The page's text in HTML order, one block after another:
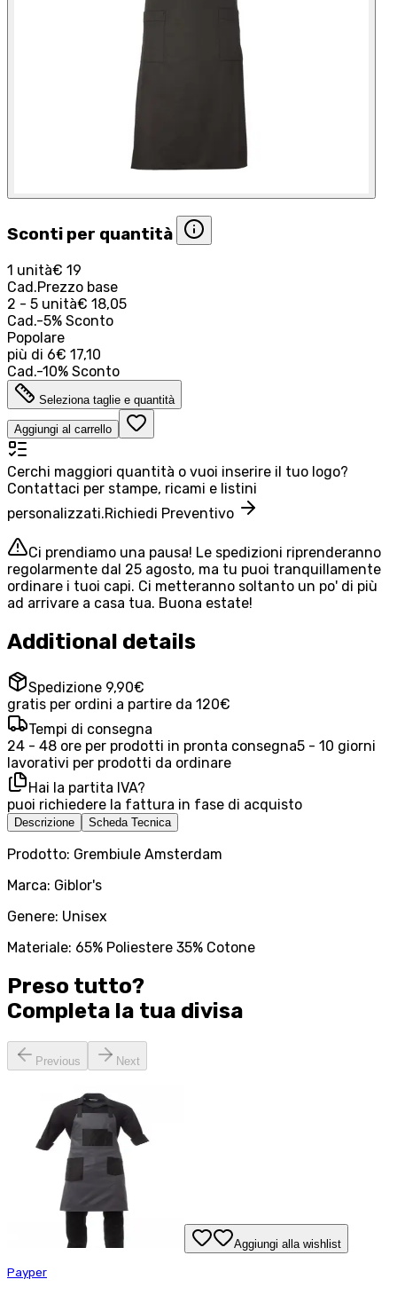
Sconti per quantità
1 unità€ 19
Cad.Prezzo base
2 - 5 unità€ 18,05
Cad.-5% Sconto
Popolare
più di 6€ 17,10
Cad.-10% Sconto
Seleziona taglie e quantità
Aggiungi al carrello
Cerchi maggiori quantità o vuoi inserire il tuo logo?
Contattaci per stampe, ricami e listini
personalizzati.Richiedi Preventivo
Ci prendiamo una pausa! Le spedizioni riprenderanno
regolarmente dal 25 agosto, ma tu puoi tranquillamente
ordinare i tuoi capi. Ci metteranno soltanto un po' di più
ad arrivare a casa tua. Buona estate!
Additional details
Spedizione 9,90€
gratis per ordini a partire da 120€
Tempi di consegna
24 - 48 ore per prodotti in pronta consegna5 - 10 giorni
lavorativi per prodotti da ordinare
Hai la partita IVA?
puoi richiedere la fattura in fase di acquisto
Descrizione Scheda Tecnica
Prodotto: Grembiule Amsterdam
Marca: Giblor's
Genere: Unisex
Materiale: 65% Poliestere 35% Cotone
Preso tutto?
Completa la tua divisa
Previous Next
Aggiungi alla wishlist
Payper